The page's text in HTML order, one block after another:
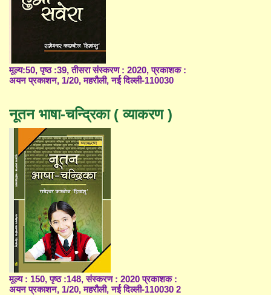
मूल्य:50, पृष्ठ :39, तीसरा संस्करण : 2020, प्रकाशक :
अयन प्रकाशन, 1/20, महरौली, नई दिल्ली-110030
नूतन भाषा-चन्द्रिका ( व्याकरण )
मूल्य : 150, पृष्ठ :148, संस्करण : 2020 प्रकाशक :
अयन प्रकाशन, 1/20, महरौली, नई दिल्ली-110030 2